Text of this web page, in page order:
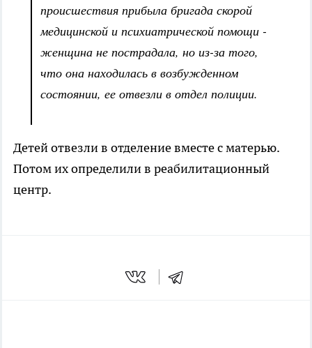
происшествия прибыла бригада скорой
медицинской и психиатрической помощи -
женщина не пострадала, но из-за того,
что она находилась в возбужденном
состоянии, ее отвезли в отдел полиции.
Детей отвезли в отделение вместе с матерью.
Потом их определили в реабилитационный
центр.